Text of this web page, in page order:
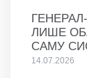
ЛИШЕ
САМУ
14.07.2026